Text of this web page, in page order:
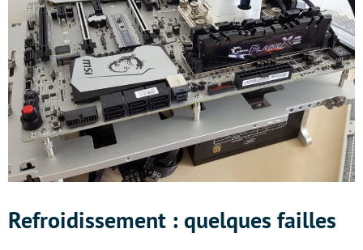
Refroidissement : quelques failles